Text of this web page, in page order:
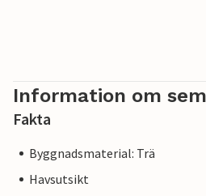
Information om
Fakta
Byggnadsmaterial: Trä
Havsutsikt